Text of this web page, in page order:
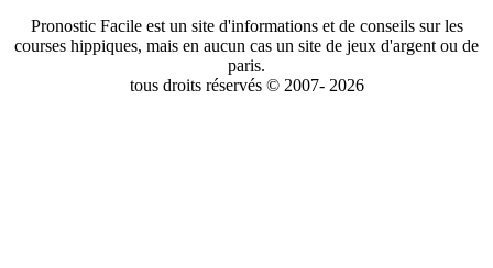
Pronostic Facile est un site d'informations et de conseils sur les
courses hippiques, mais en aucun cas un site de jeux d'argent ou de
paris.
tous droits réservés © 2007- 2026